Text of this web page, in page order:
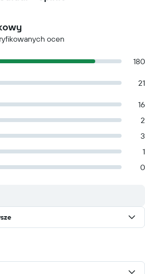
ocen
180
21
16
2
3
1
0